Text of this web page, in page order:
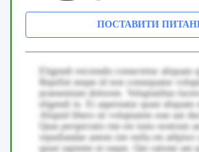
ПОСТАВИТИ
Eligendi reiciendis consectetur aliquam
Repellat neque id non consequatur
praesentium dolorem. Voluptatibus
eligendi in. Et aspernatur quasi aliquam
Aliquid libero sit voluptatem esse aut
Quas perspiciatis iste est iusto nostrum
repudiandae autem iste nulla est
quasi sapiente ut eaque. Qui ratione aut